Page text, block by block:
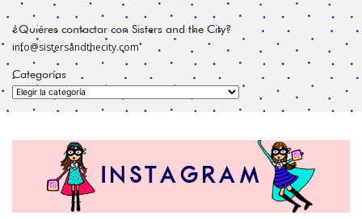
¿Quiéres contactar con Sisters and the City?
info@sistersandthecity.com
Categorías
Categorías